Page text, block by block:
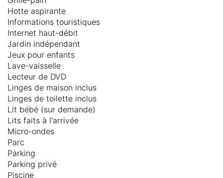
Hotte aspirante
Informations touristiques
Internet haut-débit
Jardin indépendant
Jeux pour enfants
Lave-vaisselle
Lecteur de DVD
Linges de maison inclus
Linges de toilette inclus
Lit bébé (sur demande)
Lits faits à l'arrivée
Micro-ondes
Parc
Parking
Parking privé
Piscine